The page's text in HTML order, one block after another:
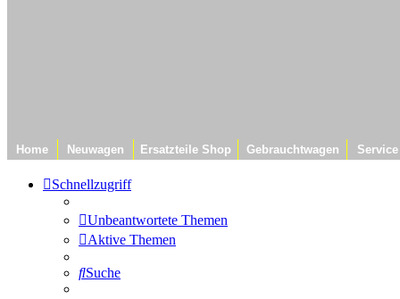
Home Neuwagen Ersatzteile Shop Gebrauchtwagen Service
Schnellzugriff
Unbeantwortete Themen
Aktive Themen
Suche